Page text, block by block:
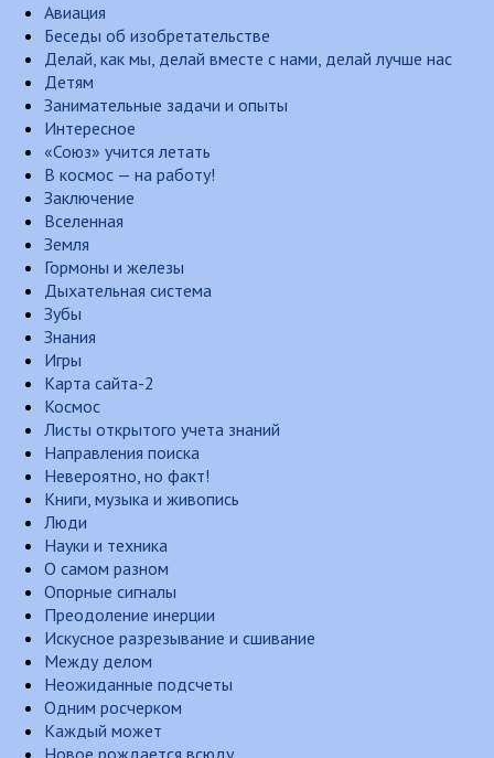
Авиация
Беседы об изобретательстве
Делай, как мы, делай вместе с нами, делай лучше нас
Детям
Занимательные задачи и опыты
Интересное
«Союз» учится летать
В космос — на работу!
Заключение
Вселенная
Земля
Гормоны и железы
Дыхательная система
Зубы
Знания
Игры
Карта сайта-2
Космос
Листы открытого учета знаний
Направления поиска
Невероятно, но факт!
Книги, музыка и живопись
Люди
Науки и техника
О самом разном
Опорные сигналы
Преодоление инерции
Искусное разрезывание и сшивание
Между делом
Неожиданные подсчеты
Одним росчерком
Каждый может
Новое рождается всюду